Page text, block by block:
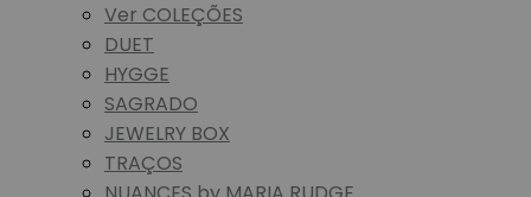
Ver COLEÇÕES
DUET
HYGGE
SAGRADO
JEWELRY BOX
TRAÇOS